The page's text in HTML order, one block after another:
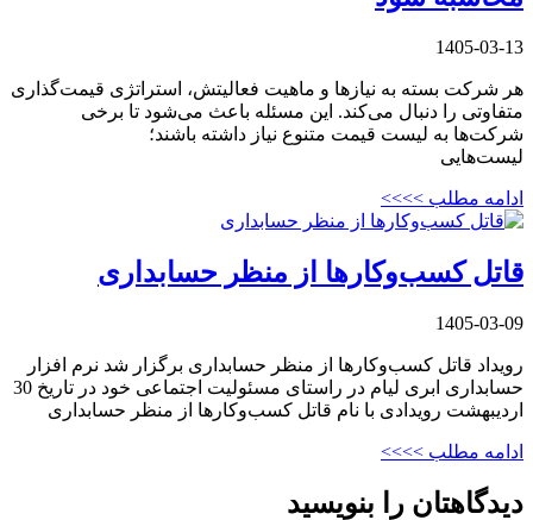
1405-03-13
هر شرکت بسته به نیازها و ماهیت فعالیتش، استراتژی قیمت‌گذاری
متفاوتی را دنبال می‌کند. این مسئله باعث می‌شود تا برخی
شرکت‌ها به لیست قیمت متنوع نیاز داشته باشند؛
لیست‌هایی
ادامه مطلب >>>>
قاتل کسب‌وکارها از منظر حسابداری
1405-03-09
رویداد قاتل کسب‌وکارها از منظر حسابداری برگزار شد نرم افزار
حسابداری ابری لیام در راستای مسئولیت اجتماعی خود در تاریخ 30
اردیبهشت رویدادی با نام قاتل کسب‌وکارها از منظر حسابداری
ادامه مطلب >>>>
دیدگاهتان را بنویسید